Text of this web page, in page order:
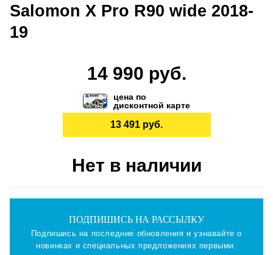
Salomon X Pro R90 wide 2018-
19
14 990 руб.
цена по
дисконтной карте
13 491 руб.
Нет в наличии
ПОДПИШИСЬ НА РАССЫЛКУ
Подпишись на последние обновления и узнавайте о
новинках и специальных предложениях первыми.